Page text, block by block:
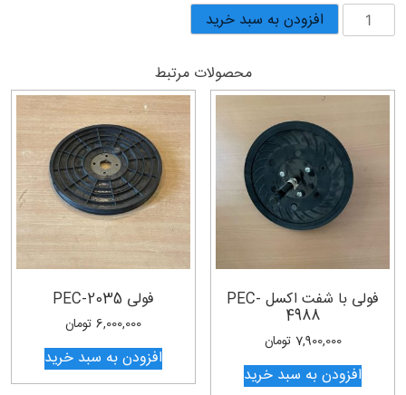
اکسل
راست
عدد
افزودن به سبد خرید
محصولات مرتبط
فولی با شفت اکسل PEC-
4988
7,900,000 تومان
افزودن به سبد خرید
فولی PEC-2035
6,000,000 تومان
افزودن به سبد خرید